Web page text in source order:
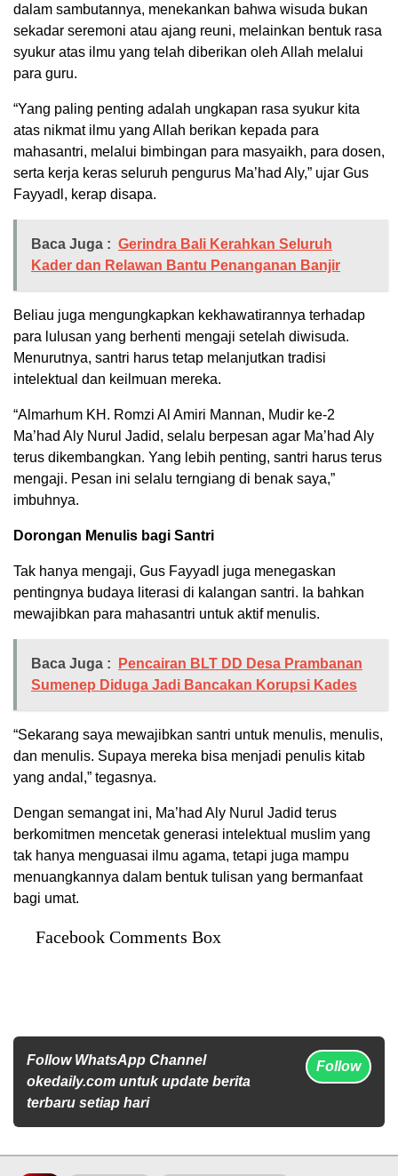
dalam sambutannya, menekankan bahwa wisuda bukan
sekadar seremoni atau ajang reuni, melainkan bentuk rasa
syukur atas ilmu yang telah diberikan oleh Allah melalui
para guru.
“Yang paling penting adalah ungkapan rasa syukur kita
atas nikmat ilmu yang Allah berikan kepada para
mahasantri, melalui bimbingan para masyaikh, para dosen,
serta kerja keras seluruh pengurus Ma’had Aly,” ujar Gus
Fayyadl, kerap disapa.
Baca Juga : Gerindra Bali Kerahkan Seluruh
Kader dan Relawan Bantu Penanganan Banjir
Beliau juga mengungkapkan kekhawatirannya terhadap
para lulusan yang berhenti mengaji setelah diwisuda.
Menurutnya, santri harus tetap melanjutkan tradisi
intelektual dan keilmuan mereka.
“Almarhum KH. Romzi Al Amiri Mannan, Mudir ke-2
Ma’had Aly Nurul Jadid, selalu berpesan agar Ma’had Aly
terus dikembangkan. Yang lebih penting, santri harus terus
mengaji. Pesan ini selalu terngiang di benak saya,”
imbuhnya.
Dorongan Menulis bagi Santri
Tak hanya mengaji, Gus Fayyadl juga menegaskan
pentingnya budaya literasi di kalangan santri. Ia bahkan
mewajibkan para mahasantri untuk aktif menulis.
Baca Juga :
Pencairan BLT DD Desa Prambanan
Sumenep Diduga Jadi Bancakan Korupsi Kades
“Sekarang saya mewajibkan santri untuk menulis, menulis,
dan menulis. Supaya mereka bisa menjadi penulis kitab
yang andal,” tegasnya.
Dengan semangat ini, Ma’had Aly Nurul Jadid terus
berkomitmen mencetak generasi intelektual muslim yang
tak hanya menguasai ilmu agama, tetapi juga mampu
menuangkannya dalam bentuk tulisan yang bermanfaat
bagi umat.
Facebook Comments Box
Follow WhatsApp Channel
okedaily.com untuk update berita
terbaru setiap hari
Follow